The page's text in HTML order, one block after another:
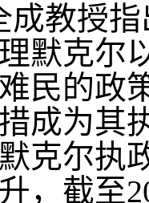
教授指
默克尔
民的政
成为其
克尔执
，截至